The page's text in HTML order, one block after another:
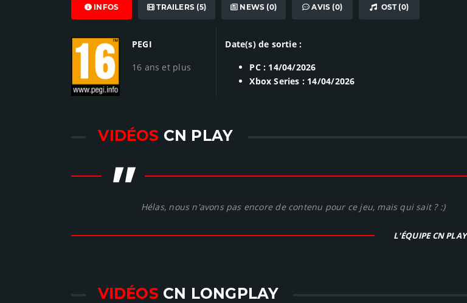
INFOS TRAILERS (5) NEWS (0) AVIS (0) OST (0)
PEGI
16 ans et plus
Date(s) de sortie :
PC : 14/04/2026
Xbox Series : 14/04/2026
VIDÉOS CN PLAY
" Hélas, nous n'avons pas encore de contenu pour ce jeu, mais qui sait ? :)
L'ÉQUIPE CN PLAY
VIDÉOS CN LONGPLAY